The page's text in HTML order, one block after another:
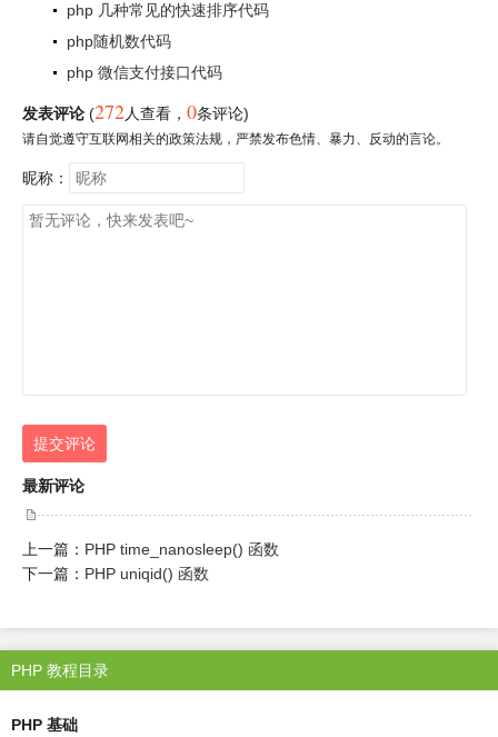
php 几种常见的快速排序代码
php随机数代码
php 微信支付接口代码
发表评论 (272人查看 ， 0条评论)
请自觉遵守互联网相关的政策法规，严禁发布色情、暴力、反动的言论。
昵称：
提交评论
最新评论
上一篇： PHP time_nanosleep() 函数
下一篇： PHP uniqid() 函数
PHP 教程目录
PHP 基础